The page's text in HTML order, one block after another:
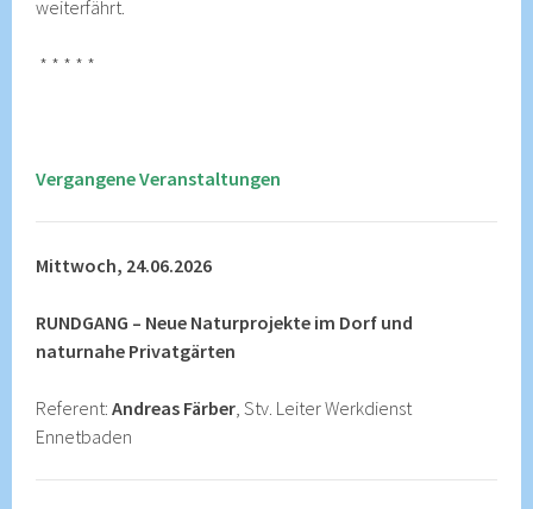
weiterfährt.
* * * * *
Vergangene Veranstaltungen
Mittwoch, 24.06.2026
RUNDGANG – Neue Naturprojekte im Dorf und
naturnahe Privatgärten
Referent:Andreas Färber, Stv. Leiter Werkdienst
Ennetbaden